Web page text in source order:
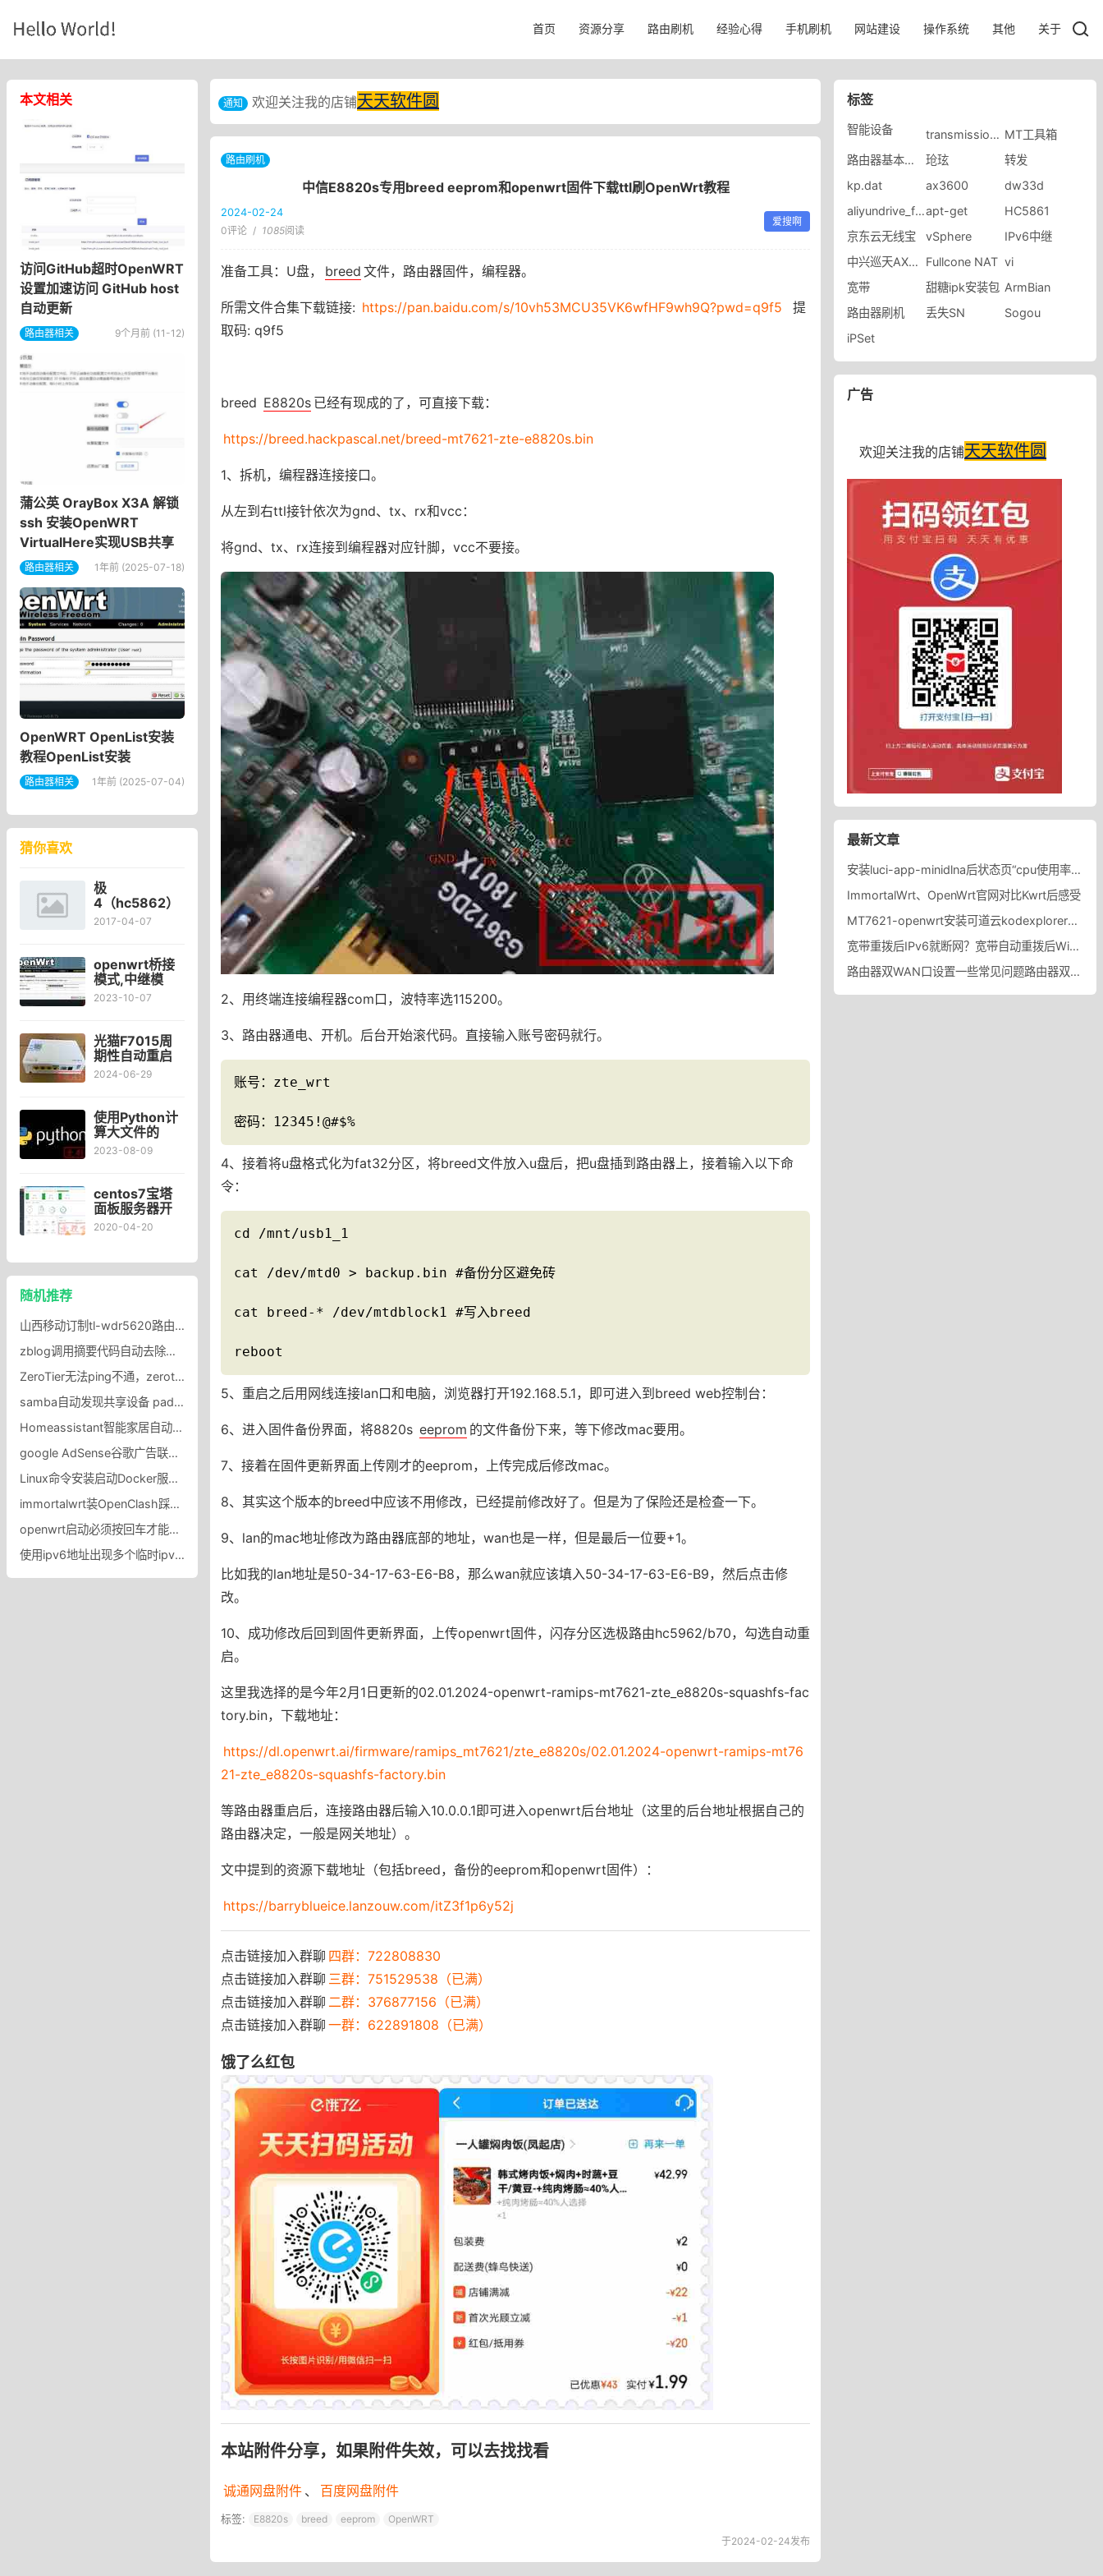
首页 资源分享 路由刷机 经验心得 手机刷机 网站建设 操作系统 其他 关于
本文相关
访问GitHub超时OpenWRT
设置加速访问 GitHub host
自动更新
路由器相关 9个月前 (11-12)
蒲公英 OrayBox X3A 解锁
ssh 安装OpenWRT
VirtualHere实现USB共享
路由器相关 1年前 (2025-07-18)
OpenWRT OpenList安装
教程OpenList安装
路由器相关 1年前 (2025-07-04)
猜你喜欢
极
4（hc5862）
b70系列有PB-
2017-04-07
openwrt桥接
模式,中继模
式,ap模式下的
2023-10-07
光猫F7015周
期性自动重启
的F7015TV3
2024-06-29
使用Python计
算大文件的
MD5值方法
2023-08-09
centos7宝塔
面板服务器开
启纯IPV6访问
2020-04-20
随机推荐
山西移动订制tl-wdr5620路由器可以在安徽用吗
zblog调用摘要代码自动去除摘要内代码控制摘要字数
ZeroTier无法ping不通，zerotier加入网络成功显示在线ping不通
samba自动发现共享设备 padavan固件设置samba共享自动发现共享设备
Homeassistant智能家居自动安装脚本无线宝openwrt安装homeassistant
google AdSense谷歌广告联盟广告地址验证PIN收不到广告被暂停怎么办？
Linux命令安装启动Docker服务使用Docker部署TensorFlow环境
immortalwrt装OpenClash踩坑记，图标不显示 + UDP 冲突？
openwrt启动必须按回车才能启动怎么取消？
使用ipv6地址出现多个临时ipv6地址，电脑获取到多个临时ipv6地址和ipv6地址的区别
通知 欢迎关注我的店铺天天软件圆
路由刷机
中信E8820s专用breed eeprom和openwrt固件下载ttl刷OpenWrt教程
2024-02-24
0评论 / 1085阅读
爱搜啊
准备工具：U盘， breed 文件，路由器固件，编程器。
所需文件合集下载链接: https://pan.baidu.com/s/10vh53MCU35VK6wfHF9wh9Q?pwd=q9f5
提
取码: q9f5
breed E8820s 已经有现成的了，可直接下载：
https://breed.hackpascal.net/breed-mt7621-zte-e8820s.bin
1、拆机，编程器连接接口。
从左到右ttl接针依次为gnd、tx、rx和vcc：
将gnd、tx、rx连接到编程器对应针脚，vcc不要接。
2、用终端连接编程器com口，波特率选115200。
3、路由器通电、开机。后台开始滚代码。直接输入账号密码就行。
账号：zte_wrt
密码：12345!@#$%
4、接着将u盘格式化为fat32分区，将breed文件放入u盘后，把u盘插到路由器上，接着输入以下命
令：
cd /mnt/usb1_1
cat /dev/mtd0 > backup.bin #备份分区避免砖
cat breed-* /dev/mtdblock1 #写入breed
reboot
5、重启之后用网线连接lan口和电脑，浏览器打开192.168.5.1，即可进入到breed web控制台：
6、进入固件备份界面，将8820s eeprom 的文件备份下来，等下修改mac要用。
7、接着在固件更新界面上传刚才的eeprom，上传完成后修改mac。
8、其实这个版本的breed中应该不用修改，已经提前修改好了。但是为了保险还是检查一下。
9、lan的mac地址修改为路由器底部的地址，wan也是一样，但是最后一位要+1。
比如我的lan地址是50-34-17-63-E6-B8，那么wan就应该填入50-34-17-63-E6-B9，然后点击修
改。
10、成功修改后回到固件更新界面，上传openwrt固件，闪存分区选极路由hc5962/b70，勾选自动重
启。
这里我选择的是今年2月1日更新的02.01.2024-openwrt-ramips-mt7621-zte_e8820s-squashfs-fac
tory.bin，下载地址：
https://dl.openwrt.ai/firmware/ramips_mt7621/zte_e8820s/02.01.2024-openwrt-ramips-mt76
21-zte_e8820s-squashfs-factory.bin
等路由器重启后，连接路由器后输入10.0.0.1即可进入openwrt后台地址（这里的后台地址根据自己的
路由器决定，一般是网关地址）。
文中提到的资源下载地址（包括breed，备份的eeprom和openwrt固件）：
https://barryblueice.lanzouw.com/itZ3f1p6y52j
点击链接加入群聊 四群：722808830
点击链接加入群聊 三群：751529538（已满）
点击链接加入群聊 二群：376877156（已满）
点击链接加入群聊 一群：622891808（已满）
饿了么红包
本站附件分享，如果附件失效，可以去找找看
诚通网盘附件 、 百度网盘附件
标签: E8820s breed eeprom
OpenWRT
于2024-02-24发布
标签
智能设备 transmission-web-control MT工具箱
路由器基本功能
玱玹
转发
kp.dat
ax3600
dw33d
aliyundrive_fuseapt-get
HC5861
京东云无线宝
vSphere
IPv6中继
中兴巡天AX3000Pro+
Fullcone NAT vi
宽带
甜糖ipk安装包 ArmBian
路由器刷机
丢失SN
Sogou
iPSet
广告
欢迎关注我的店铺天天软件圆
最新文章
安装luci-app-minidlna后状态页“cpu使用率“显示虚高，排除过程记录。
ImmortalWrt、OpenWrt官网对比Kwrt后感受
MT7621-openwrt安装可道云kodexplorer轻量化NAS
宽带重拨后IPv6就断网？宽带自动重拨后Win10的IPv6失效
路由器双WAN口设置一些常见问题路由器双WAN口设置踩坑